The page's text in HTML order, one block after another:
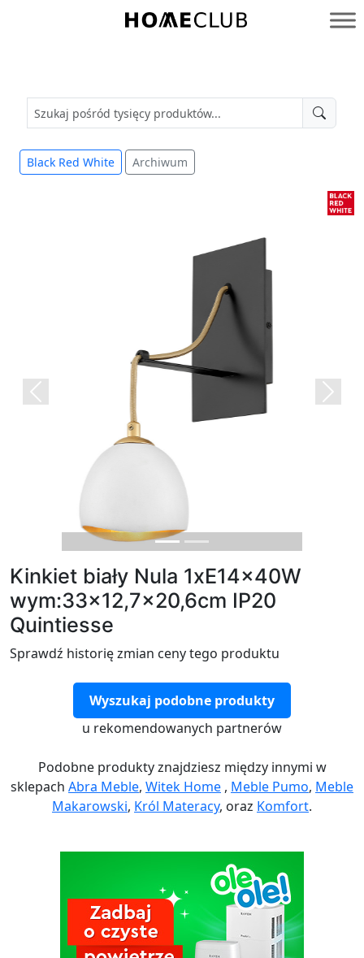
Homeclub
Black Red White Archiwum
Previous Next
Kinkiet biały Nula 1xE14x40W
wym:33x12,7x20,6cm IP20
Quintiesse
Sprawdź historię zmian ceny tego produktu
Wyszukaj podobne produkty
u rekomendowanych partnerów
Podobne produkty znajdziesz między innymi w
sklepach Abra Meble, Witek Home , Meble Pumo, Meble
Makarowski, Król Materacy, oraz Komfort.